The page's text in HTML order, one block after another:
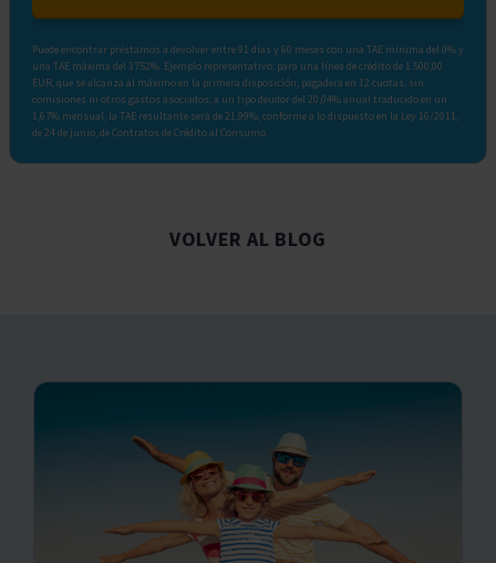
Puede encontrar préstamos a devolver entre 91 días y 60 meses con una TAE mínima del 0% y
una TAE máxima del 3752%. Ejemplo representativo: para una línea de crédito de 1.500,00
EUR, que se alcanza al máximo en la primera disposición, pagadera en 12 cuotas, sin
comisiones ni otros gastos asociados, a un tipo deudor del 20,04% anual traducido en un
1,67% mensual, la TAE resultante será de 21,99%, conforme a lo dispuesto en la Ley 16/2011,
de 24 de junio, de Contratos de Crédito al Consumo.
VOLVER AL BLOG